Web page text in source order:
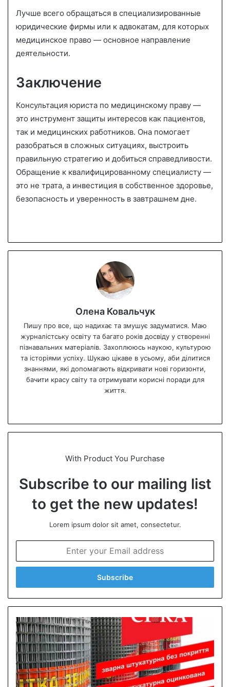
Лучше всего обращаться в специализированные
юридические фирмы или к адвокатам, для которых
медицинское право — основное направление
деятельности.
Заключение
Консультация юриста по медицинскому праву —
это инструмент защиты интересов как пациентов,
так и медицинских работников. Она помогает
разобраться в сложных ситуациях, выстроить
правильную стратегию и добиться справедливости.
Обращение к квалифицированному специалисту —
это не трата, а инвестиция в собственное здоровье,
безопасность и уверенность в завтрашнем дне.
Олена Ковальчук
Пишу про все, що надихає та змушує задуматися. Маю
журналістську освіту та багато років досвіду у створенні
пізнавальних матеріалів. Захоплююсь наукою, культурою
та історіями успіху. Шукаю цікаве в усьому, аби ділитися
знаннями, які допомагають відкривати нові горизонти,
бачити красу світу та отримувати корисні поради для
життя.
te
With Product You Purchase
Subscribe to our mailing list
to get the new updates!
Lorem ipsum dolor sit amet, consectetur.
t
r
y
u
r
E
m
a
i